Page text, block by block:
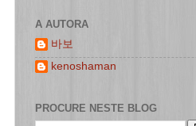
A AUTORA
바보
kenoshaman
PROCURE NESTE BLOG